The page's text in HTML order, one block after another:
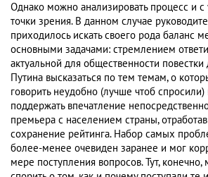
Однако можно анализировать процесс и с
точки зрения. В данном случае
приходилось искать своего рода баланс
основными задачами: стремлением
актуальной для общественности
Путина высказаться по тем темам, о
говорить неудобно (лучше чтоб спросили)
поддержать впечатление
премьера с населением страны,
сохранение рейтинга. Набор самых
более-менее очевиден заранее и мог
мере поступления вопросов. Тут,